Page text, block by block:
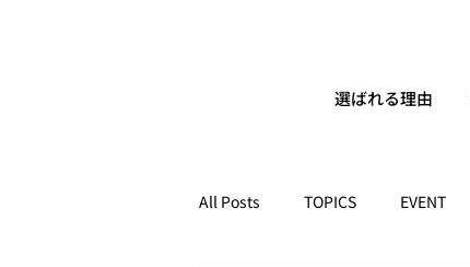
選ばれる理由
All Posts TOPICS EVENT